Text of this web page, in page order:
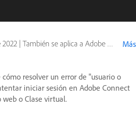
2022 | También se aplica a Adobe Connect 8, Adobe Connect 9 Más
resolver un error de "usuario o
iniciar sesión en Adobe Connect
o Clase virtual.